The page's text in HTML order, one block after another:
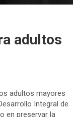
adultos
adultos mayores
Integral de
en preservar la